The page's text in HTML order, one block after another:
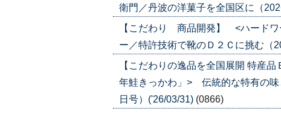
衛門／丹波の洋菓子を全国区に（
【こだわり 商品開発】 <ハード
ー／特許技術で靴のＤ２Ｃに挑む（
【こだわりの逸品を全国展開 特産
年鮭きっかわ」> 伝統的な特有の味
日号）('26/03/31) (0866)